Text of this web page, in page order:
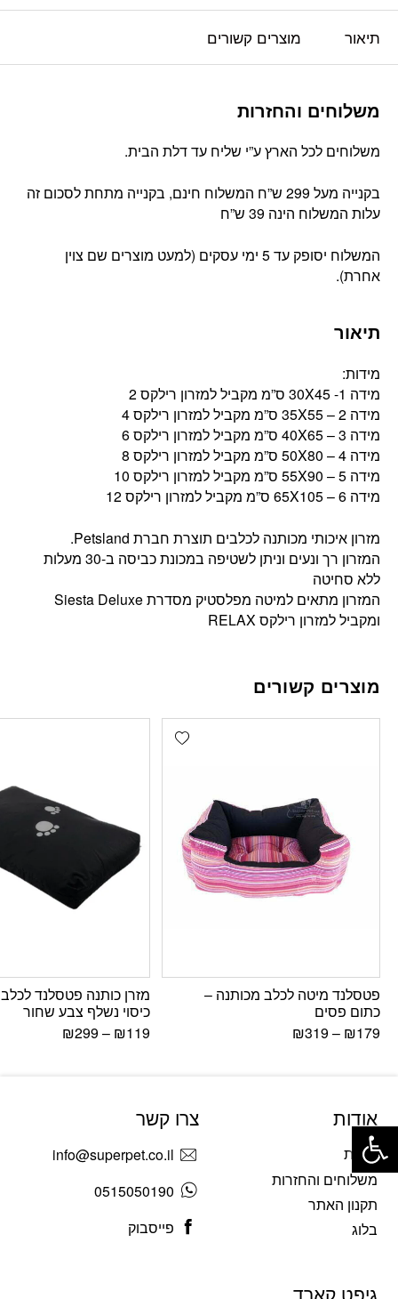
תיאור מוצרים קשורים
משלוחים והחזרות
משלוחים לכל הארץ ע”י שליח עד דלת הבית.
בקנייה מעל 299 ש”ח המשלוח חינם, בקנייה מתחת לסכום זה
עלות המשלוח הינה 39 ש”ח
המשלוח יסופק עד 5 ימי עסקים (למעט מוצרים שם צוין
אחרת).
תיאור
מידות:
מידה 1- 30X45 ס”מ מקביל למזרון רילקס 2
מידה 2 – 35X55 ס”מ מקביל למזרון רילקס 4
מידה 3 – 40X65 ס”מ מקביל למזרון רילקס 6
מידה 4 – 50X80 ס”מ מקביל למזרון רילקס 8
מידה 5 – 55X90 ס”מ מקביל למזרון רילקס 10
מידה 6 – 65X105 ס”מ מקביל למזרון רילקס 12
מזרון איכותי מכותנה לכלבים תוצרת חברת Petsland.
המזרון רך ונעים וניתן לשטיפה במכונת כביסה ב-30 מעלות
ללא סחיטה
המזרון מתאים למיטה מפלסטיק מסדרת Siesta Deluxe
ומקביל למזרון רילקס RELAX
מוצרים קשורים
Add wishlist
פטסלנד מיטה לכלב מכותנה –
כתום פסים
₪179
–
₪319
מזרן כותנה פטסלנד
כיסוי נשלף צבע שחור
₪119
–
₪299
אודות
אודות
משלוחים והחזרות
תקנון האתר
בלוג
צרו קשר
info@superpet.co.il
0515050190
פייסבוק
גיפט קארד
פתח סרגל נגישות